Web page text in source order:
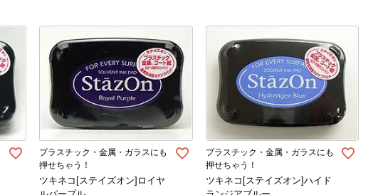
プラスチック・金属・ガラスにも
押せちゃう！
ツキネコ[ステイズオン]ロイヤ
プラスチック・金属・ガラスにも
押せちゃう！
ツキネコ[ステイズオン]ハイド